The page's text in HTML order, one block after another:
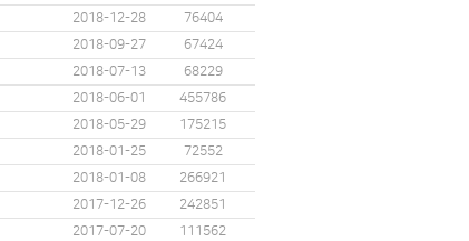
2018-12-28
76404
2018-09-27
67424
2018-07-13
68229
2018-06-01
455786
2018-05-29
175215
2018-01-25
72552
2018-01-08
266921
2017-12-26
242851
2017-07-20
111562